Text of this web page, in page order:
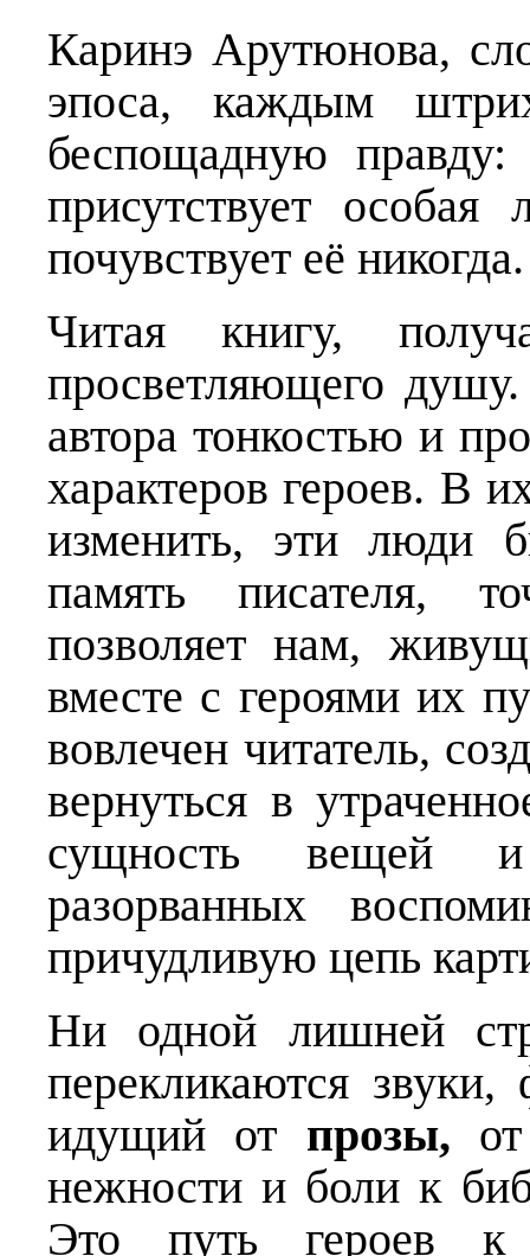
Каринэ Арутюнова,
эпоса, каждым
беспощадную
присутствует
почувствует её никогда.
Читая книгу,
просветляющего
автора тонкостью и
характеров героев. В
изменить, эти люди
память писателя,
позволяет нам,
вместе с героями их
вовлечен читатель,
вернуться в
сущность вещей
разорванных
причудливую цепь
Ни одной лишней
перекликаются
идущий от прозы,
нежности и боли к
Это путь героев к